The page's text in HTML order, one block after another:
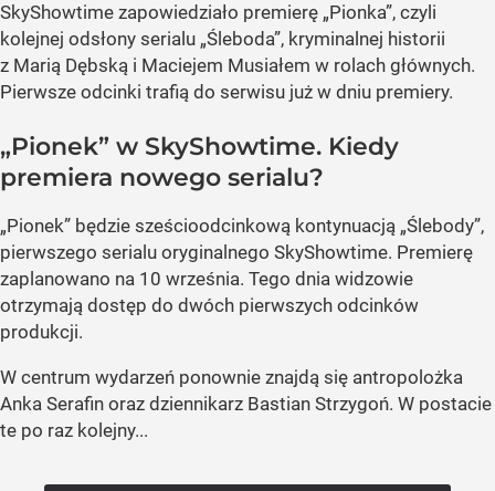
SkyShowtime zapowiedziało premierę „Pionka”, czyli
kolejnej odsłony serialu „Śleboda”, kryminalnej historii
z Marią Dębską i Maciejem Musiałem w rolach głównych.
Pierwsze odcinki trafią do serwisu już w dniu premiery.
„Pionek” w SkyShowtime. Kiedy
premiera nowego serialu?
„Pionek” będzie sześcioodcinkową kontynuacją „Ślebody”,
pierwszego serialu oryginalnego SkyShowtime. Premierę
zaplanowano na 10 września. Tego dnia widzowie
otrzymają dostęp do dwóch pierwszych odcinków
produkcji.
W centrum wydarzeń ponownie znajdą się antropolożka
Anka Serafin oraz dziennikarz Bastian Strzygoń. W postacie
te po raz kolejny...